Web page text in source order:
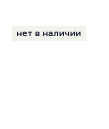
нет в наличии